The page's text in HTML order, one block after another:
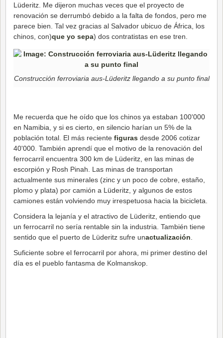
Lüderitz. Me dijeron muchas veces que el proyecto de
renovación se derrumbó debido a la falta de fondos, pero me
parece bien. Tal vez gracias al Salvador ubicuo de África, los
chinos, con)que yo sepa) dos contratistas en ese tren.
Construcción ferroviaria aus-Lüderitz llegando a su punto final
Me recuerda que he oído que los chinos ya estaban 100'000
en Namibia, y si es cierto, en silencio harían un 5% de la
población total. El más reciente figuras desde 2006 cotizar
40'000. También aprendí que el motivo de la renovación del
ferrocarril encuentra 300 km de Lüderitz, en las minas de
escorpión y Rosh Pinah. Las minas de transportan
actualmente sus minerales (zinc y un poco de cobre, estaño,
plomo y plata) por camión a Lüderitz, y algunos de estos
camiones están volviendo muy irrespetuosa hacia la bicicleta.
Considera la lejanía y el atractivo de Lüderitz, entiendo que
un ferrocarril no sería rentable sin la industria. También tiene
sentido que el puerto de Lüderitz sufre unactualización
Suficiente sobre el ferrocarril por ahora, mi primer destino del
día es el pueblo fantasma de Kolmanskop.